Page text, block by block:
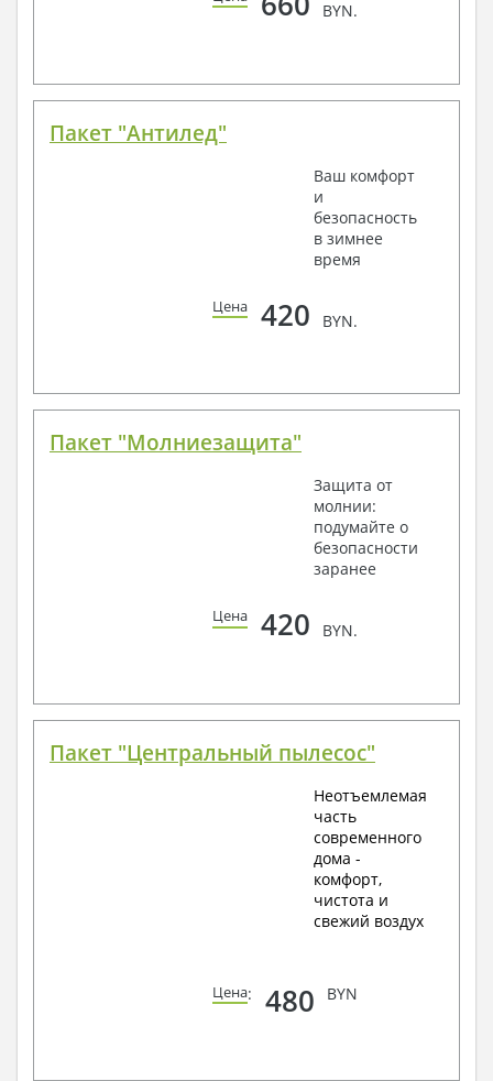
BYN.
Пакет "Антилед"
Ваш комфорт
и
безопасность
в зимнее
время
Цена 420 BYN.
Пакет "Молниезащита"
Защита от
молнии:
подумайте о
безопасности
заранее
Цена 420 BYN.
Пакет "Центральный пылесос"
Неотъемлемая
часть
современного
дома -
комфорт,
чистота и
свежий воздух
Цена: 480 BYN